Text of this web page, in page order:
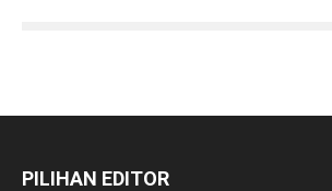
PILIHAN EDITOR